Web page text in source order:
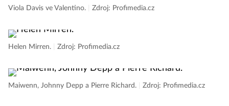
Viola Davis ve Valentino. Zdroj: Profimedia.cz
Helen Mirren. Zdroj: Profimedia.cz
Maiwenn, Johnny Depp a Pierre Richard. Zdroj: Profimedia.cz